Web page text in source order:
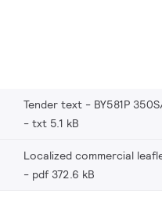
Tender text - BY581P
txt 5.1 kB
Localized commercial
pdf 372.6 kB